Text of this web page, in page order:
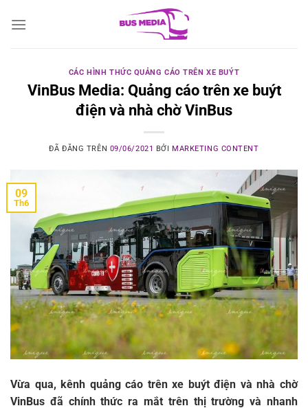
đến
CÁC HÌNH THỨC QUẢNG CÁO TRÊN XE BUÝT
VinBus Media: Quảng cáo trên xe buýt
điện và nhà chờ VinBus
ĐÃ ĐĂNG TRÊN 09/06/2021 BỞIMARKETING CONTENT
09
Th6
Vừa qua, kênh quảng cáo trên xe buýt điện và nhà chờ
VinBus đã chính thức ra mắt trên thị trường và nhanh